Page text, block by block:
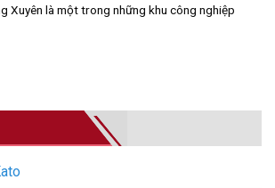
Xuyên là một trong những khu công nghiệp